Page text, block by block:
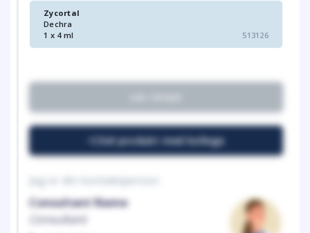
Zycortal
Dechra
1 x 4 ml
513126
Del produkt med kollega
Jeg er din kontaktperson
Consultant Name
Consultant